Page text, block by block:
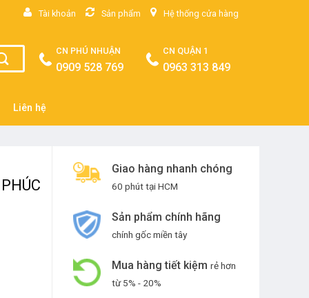
Tài khoản Sản phẩm Hệ thống cửa hàng
CN PHÚ NHUẬN
0909 528 769
CN QUẬN 1
0963 313 849
Liên hệ
Giao hàng nhanh chóng
60 phút tại HCM
Sản phẩm chính hãng
chính gốc miền tây
Mua hàng tiết kiệm rẻ hơn
từ 5% - 20%